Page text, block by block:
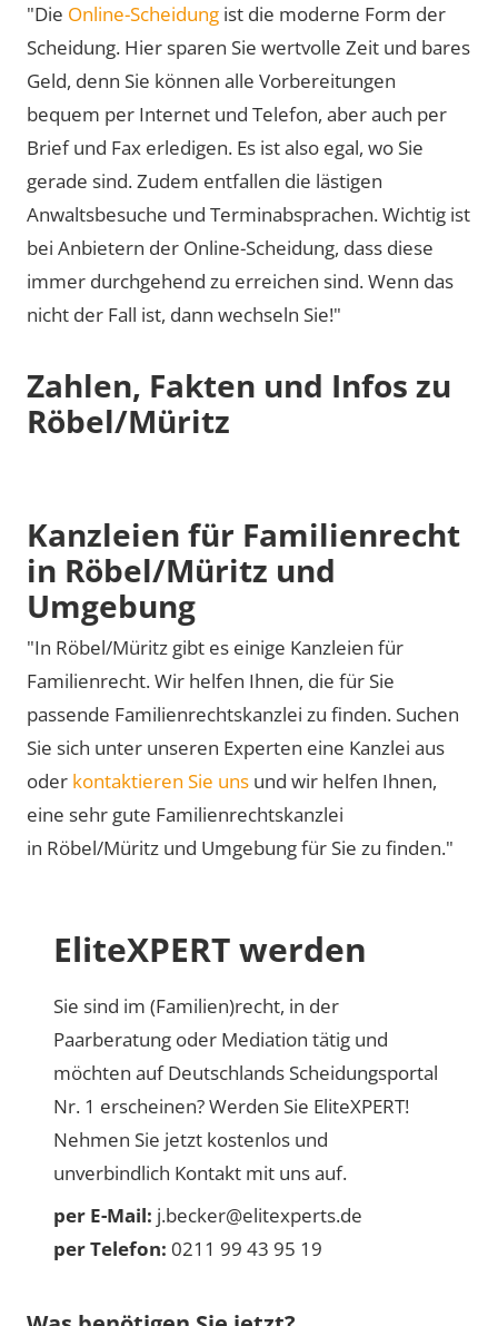
"Die Online-Scheidung ist die moderne Form der
Scheidung. Hier sparen Sie wertvolle Zeit und bares
Geld, denn Sie können alle Vorbereitungen
bequem per Internet und Telefon, aber auch per
Brief und Fax erledigen. Es ist also egal, wo Sie
gerade sind. Zudem entfallen die lästigen
Anwaltsbesuche und Terminabsprachen. Wichtig ist
bei Anbietern der Online-Scheidung, dass diese
immer durchgehend zu erreichen sind. Wenn das
nicht der Fall ist, dann wechseln Sie!"
Zahlen, Fakten und Infos zu
Röbel/Müritz
Kanzleien für Familienrecht
in Röbel/Müritz und
Umgebung
"In Röbel/Müritz gibt es einige Kanzleien für
Familienrecht. Wir helfen Ihnen, die für Sie
passende Familienrechtskanzlei zu finden. Suchen
Sie sich unter unseren Experten eine Kanzlei aus
oder kontaktieren Sie uns und wir helfen Ihnen,
eine sehr gute Familienrechtskanzlei
in Röbel/Müritz und Umgebung für Sie zu finden."
EliteXPERT werden
Sie sind im (Familien)recht, in der
Paarberatung oder Mediation tätig und
möchten auf Deutschlands Scheidungsportal
Nr. 1 erscheinen? Werden Sie EliteXPERT!
Nehmen Sie jetzt kostenlos und
unverbindlich Kontakt mit uns auf.
per E-Mail: j.becker@elitexperts.de
per Telefon: 0211 99 43 95 19